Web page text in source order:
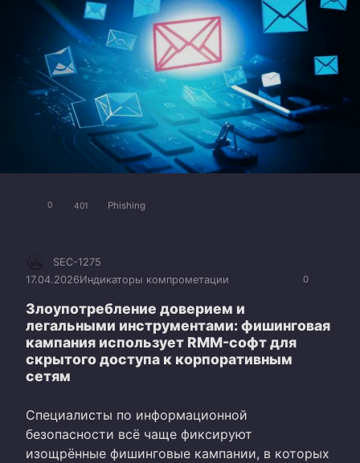
0 401 Phishing
0
SEC-1275
17.04.2026Индикаторы компрометации
Злоупотребление доверием и
легальными инструментами: фишинговая
кампания использует RMM-софт для
скрытого доступа к корпоративным
сетям
Специалисты по информационной
безопасности всё чаще фиксируют
изощрённые фишинговые кампании, в которых